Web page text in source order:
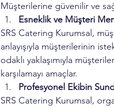
Müşterilerine güvenilir ve
Esneklik ve Müşteri
SRS Catering Kurumsal,
anlayışıyla müşterilerinin
odaklı yaklaşımıyla
karşılamayı amaçlar.
Profesyonel Ekibin
SRS Catering Kurumsal,